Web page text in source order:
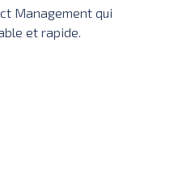
Management qui
et rapide.